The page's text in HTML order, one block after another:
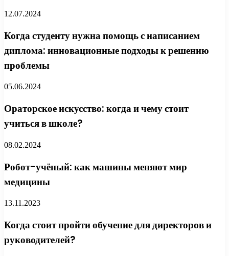
12.07.2024
Когда студенту нужна помощь с написанием
диплома: инновационные подходы к решению
проблемы
05.06.2024
Ораторское искусство: когда и чему стоит
учиться в школе?
08.02.2024
Робот-учёный: как машины меняют мир
медицины
13.11.2023
Когда стоит пройти обучение для директоров и
руководителей?